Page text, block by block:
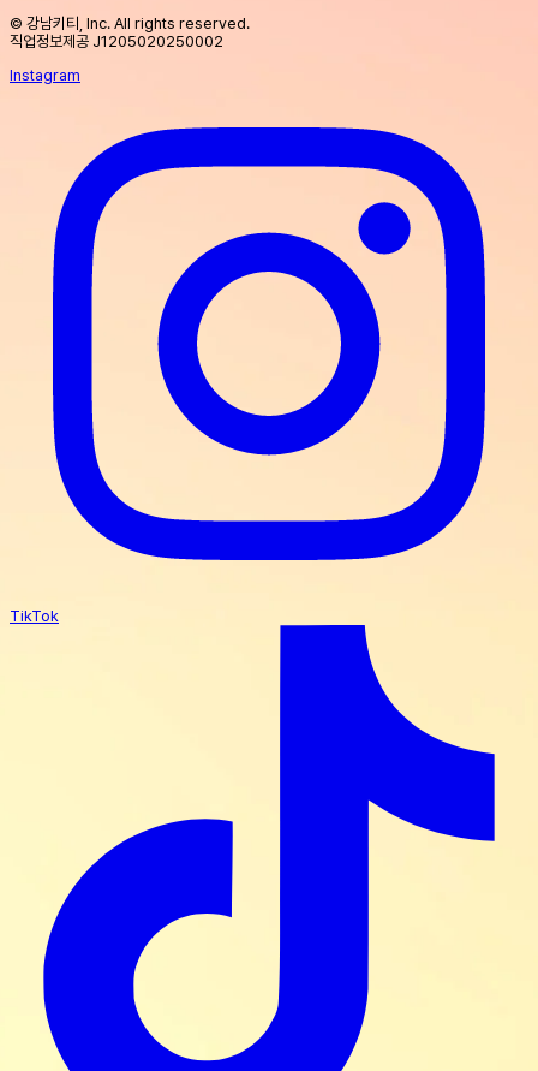
© 강남키티, Inc. All rights reserved.
직업정보제공 J1205020250002
Instagram
TikTok